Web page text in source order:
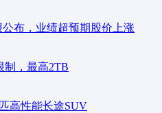
布，业绩超预期股价上涨
制，最高2TB
高性能长途SUV